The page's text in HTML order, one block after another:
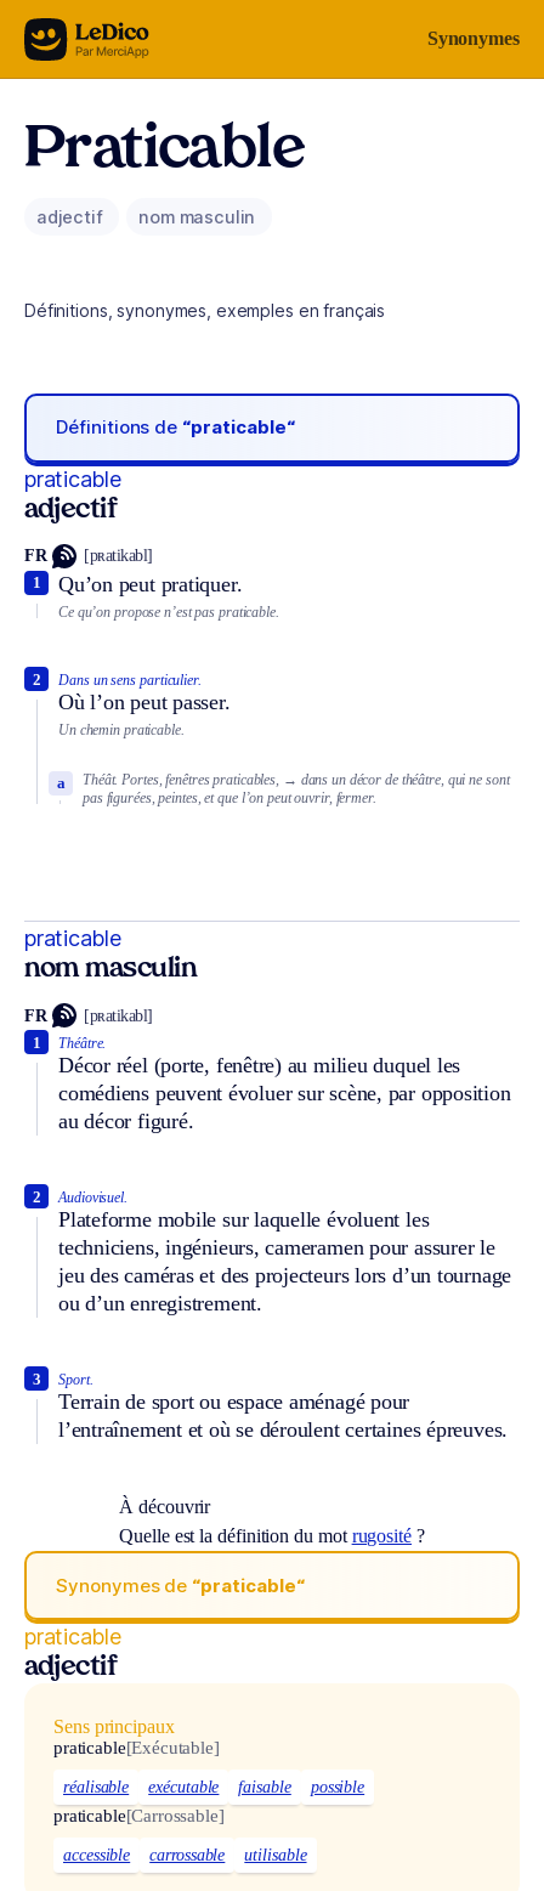
Aller au contenu Synonymes
Praticable
adjectif nom masculin
Définitions, synonymes, exemples en français
Définitions de “praticable“
praticable
adjectif
FR [pʀatikabl]
Qu’on peut pratiquer.
1
Ce qu’on propose n’est pas praticable.
Dans un sens particulier.
Où l’on peut passer.
2
Un chemin praticable.
a Théât. Portes, fenêtres praticables, → dans un décor de théâtre, qui ne sont
pas figurées, peintes, et que l’on peut ouvrir, fermer.
praticable
nom masculin
FR [pʀatikabl]
Théâtre.
Décor réel (porte, fenêtre) au milieu duquel les
comédiens peuvent évoluer sur scène, par opposition
au décor figuré.
1
Audiovisuel.
Plateforme mobile sur laquelle évoluent les
techniciens, ingénieurs, cameramen pour assurer le
jeu des caméras et des projecteurs lors d’un tournage
ou d’un enregistrement.
2
Sport.
Terrain de sport ou espace aménagé pour
l’entraînement et où se déroulent certaines épreuves.
3
À découvrir
Quelle est la définition du mot rugosité?
Synonymes de “praticable“
praticable
adjectif
Sens principaux
praticable[Exécutable]
réalisable exécutable faisable possible
praticable[Carrossable]
accessible carrossable utilisable